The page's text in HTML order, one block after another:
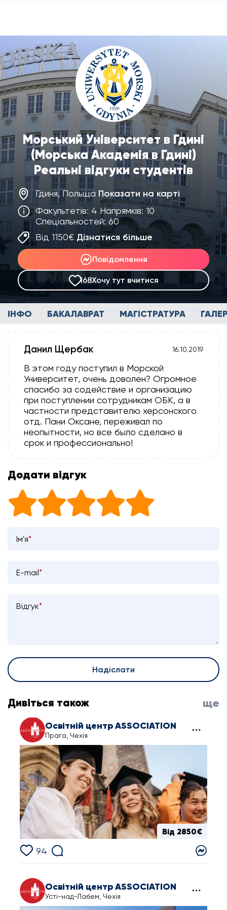
Морський Університет в Гдині
(Морська Академія в Гдині)
Реальні відгуки студентів
Гдиня, Польща Показати на карті
Факультетів: 4 Напрямків: 10
Спеціальностей: 60
Від 1150€ Дізнатися більше
Повідомлення
168Хочу тут вчитися
ІНФО БАКАЛАВРАТ МАГІСТРАТУРА
Данил Щербак 16.10.2019
В этом году поступил в Морской
Университет, очень доволен? Огромное
спасибо за содействие и организацию
при поступлении сотрудникам ОБК, а в
частности представителю херсонского
отд. Пани Оксане, переживал по
неопытности, но все было сделано в
срок и профессионально!
Додати відгук
Ім'я*
E-mail*
Відгук*
Надіслати
Дивіться також ще
Освітній центр ASSOCIATION
Прага, Чехія
Від 2850€
94
Освітній центр ASSOCIATION
Усті-над-Лабем, Чехія